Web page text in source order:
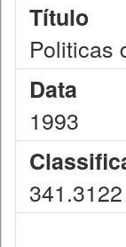
Título
Politicas
Data
1993
341.3122